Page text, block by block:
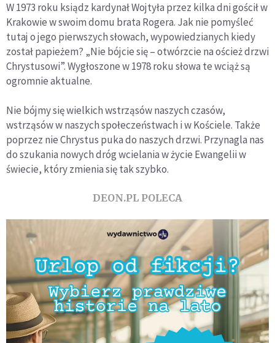
W 1973 roku ksiądz kardynał Wojtyła przez kilka dni gościł w
Krakowie w swoim domu brata Rogera. Jak nie pomyśleć
tutaj o jego pierwszych słowach, wypowiedzianych kiedy
został papieżem? „Nie bójcie się – otwórzcie na oścież drzwi
Chrystusowi”. Wygłoszone w 1978 roku słowa te wciąż są
ogromnie aktualne.
Nie bójmy się wielkich wstrząsów naszych czasów,
wstrząsów w naszych społeczeństwach i w Kościele. Także
poprzez nie Chrystus puka do naszych drzwi. Przynagla nas
do szukania nowych dróg wcielania w życie Ewangelii w
świecie, który zmienia się tak szybko.
DEON.PL POLECA